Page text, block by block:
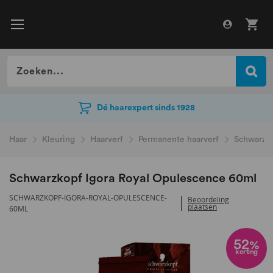
Dé haarexpert sinds 1928
Haar Kleuring Haarverf Permanente haarverf
Schwarzkopf Igora Royal Opulescence 60ml
SCHWARZKOPF-IGORA-ROYAL-OPULESCENCE-
60ML
Beoordeling
plaatsen
52%
korting